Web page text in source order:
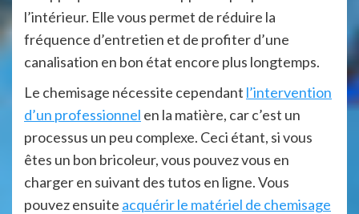
l’intérieur. Elle vous permet de réduire la
fréquence d’entretien et de profiter d’une
canalisation en bon état encore plus longtemps.
Le chemisage nécessite cependant l’intervention
d’un professionnel en la matière, car c’est un
processus un peu complexe. Ceci étant, si vous
êtes un bon bricoleur, vous pouvez vous en
charger en suivant des tutos en ligne. Vous
pouvez ensuite acquérir le matériel de chemisage